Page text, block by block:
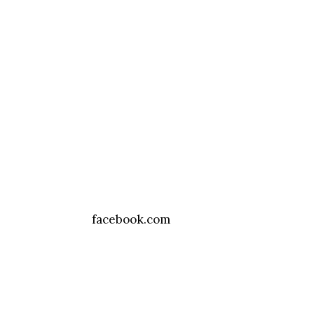
facebook.com